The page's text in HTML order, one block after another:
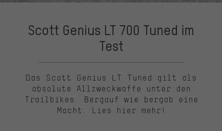
Scott Genius LT 700 Tuned im
Test
Das Scott Genius LT Tuned gilt als
absolute Allzweckwaffe unter den
Trailbikes. Bergauf wie bergab eine
Macht. Lies hier mehr!